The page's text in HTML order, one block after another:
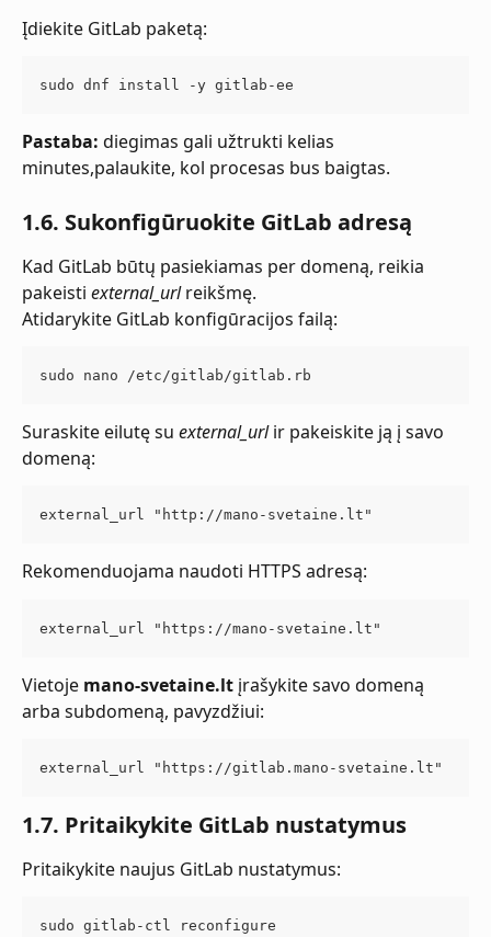
Įdiekite GitLab paketą:
sudo dnf install -y gitlab-ee
Pastaba: diegimas gali užtrukti kelias
minutes,palaukite, kol procesas bus baigtas.
1.6. Sukonfigūruokite GitLab adresą
Kad GitLab būtų pasiekiamas per domeną, reikia
pakeisti external_url reikšmę.
Atidarykite GitLab konfigūracijos failą:
sudo nano /etc/gitlab/gitlab.rb
Suraskite eilutę su external_url ir pakeiskite ją į savo
domeną:
external_url "http://mano-svetaine.lt"
Rekomenduojama naudoti HTTPS adresą:
external_url "https://mano-svetaine.lt"
Vietoje mano-svetaine.lt įrašykite savo domeną
arba subdomeną, pavyzdžiui:
external_url "https://gitlab.mano-svetaine.lt"
1.7. Pritaikykite GitLab nustatymus
Pritaikykite naujus GitLab nustatymus:
sudo gitlab-ctl reconfigure